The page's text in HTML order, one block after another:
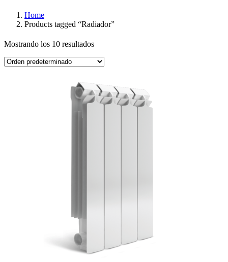
Home
Products tagged “Radiador”
Mostrando los 10 resultados